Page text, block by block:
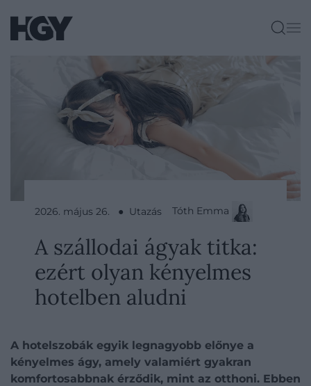
2026. május 26. ● Utazás Tóth Emma
A szállodai ágyak titka:
ezért olyan kényelmes
hotelben aludni
A hotelszobák egyik legnagyobb előnye a
kényelmes ágy, amely valamiért gyakran
komfortosabbnak érződik, mint az otthoni. Ebben